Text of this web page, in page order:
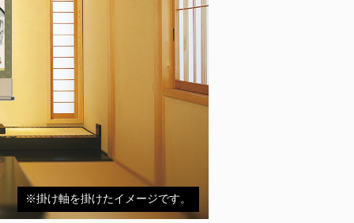
※掛け軸を掛けたイメージです。